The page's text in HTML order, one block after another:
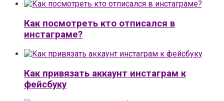
Как посмотреть кто отписался в
инстаграме?
Как привязать аккаунт инстаграм к
фейсбуку